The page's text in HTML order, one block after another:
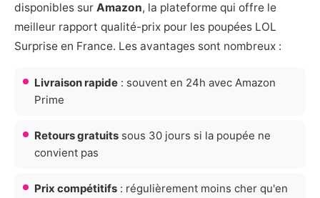
disponibles sur Amazon, la plateforme qui offre le
meilleur rapport qualité-prix pour les poupées LOL
Surprise en France. Les avantages sont nombreux :
Livraison rapide : souvent en 24h avec Amazon
Prime
Retours gratuits sous 30 jours si la poupée ne
convient pas
Prix compétitifs : régulièrement moins cher qu'en